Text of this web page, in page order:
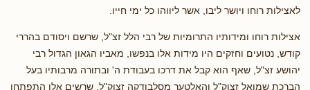
לאצילות רוחו ויושר ליבו, אשר ליווהו כל ימי חייו.
אצילות רוחו ומידותיו התרומיות של רבי הלל זצ"ל, שרשם ויסודם בהררי
קודש, נטועים וחזקים היו מידות אלו בנפשו, מאביו הגאון הגדול רבי
יהושע זצ"ל, שאף הוא קבל את דרכו בעבודת ה' ובתורה מרבותיו בעל
הברכת שמואל זצוק"ל והאלטער מסלבודקה זצוק"ל. שרשים אלו התפתחו